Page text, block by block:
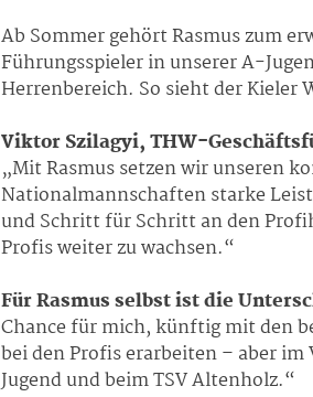
Ab Sommer gehört Rasmus zum
Führungsspieler in unserer A-
Herrenbereich. So sieht der Kieler
Viktor Szilagyi, THW-
„Mit Rasmus setzen wir unseren
Nationalmannschaften starke
und Schritt für Schritt an den
Profis weiter zu wachsen.“
Für Rasmus selbst ist die
Chance für mich, künftig mit den
bei den Profis erarbeiten – aber
Jugend und beim TSV Altenholz.“